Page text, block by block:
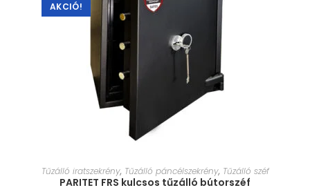
AKCIÓ!
MÉRET VÁLASZTÁSA
Tűzálló iratszekrény, Tűzálló páncélszekrény, Tűzálló széf
PARITET FRS kulcsos tűzálló bútorszéf